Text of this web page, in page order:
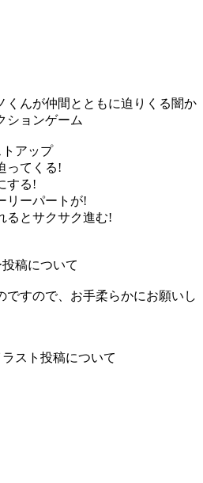
くんが仲間とともに迫りくる闇か
ションゲーム
アップ
ってくる!
する!
リーパートが!
るとサクサク進む!
稿について
ですので、お手柔らかにお願いし
スト投稿について